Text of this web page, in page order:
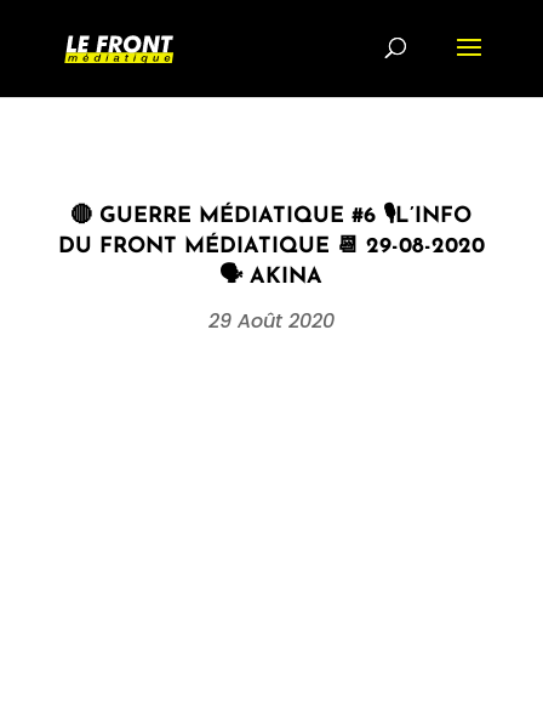
🔴 GUERRE MÉDIATIQUE #6 🎙L’INFO
DU FRONT MÉDIATIQUE 📆 29-08-2020
🗣 AKINA
29 Août 2020